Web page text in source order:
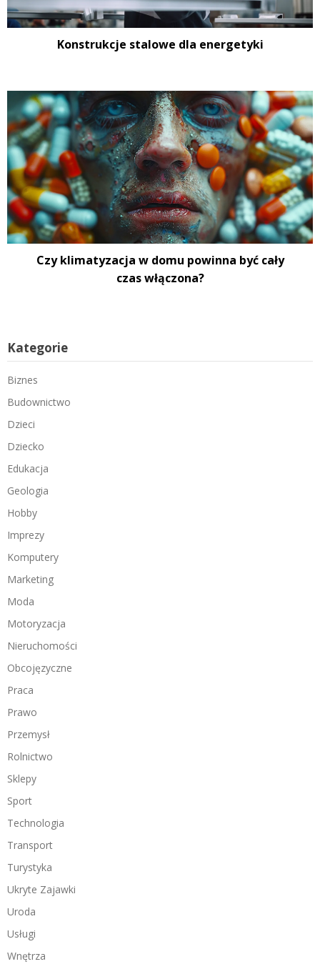
Konstrukcje stalowe dla energetyki
Czy klimatyzacja w domu powinna być cały
czas włączona?
Kategorie
Biznes
Budownictwo
Dzieci
Dziecko
Edukacja
Geologia
Hobby
Imprezy
Komputery
Marketing
Moda
Motoryzacja
Nieruchomości
Obcojęzyczne
Praca
Prawo
Przemysł
Rolnictwo
Sklepy
Sport
Technologia
Transport
Turystyka
Ukryte Zajawki
Uroda
Usługi
Wnętrza